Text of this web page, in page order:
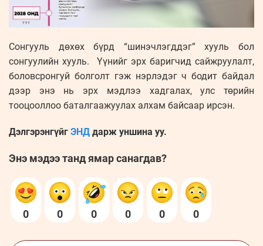
Сонгууль дөхөх бүрд “шинэчлэгддэг” хууль бол
сонгуулийн хууль. Үүнийг эрх баригчид сайжруулалт,
боловсронгуй болголт гэж нэрлэдэг ч бодит байдал
дээр энэ нь эрх мэдлээ хадгалах, улс төрийн
тооцооллоо баталгаажуулах алхам байсаар ирсэн.
Дэлгэрэнгүйг ЭНД дарж уншина уу.
Энэ мэдээ танд ямар санагдав?
0 0 0 0 0 0